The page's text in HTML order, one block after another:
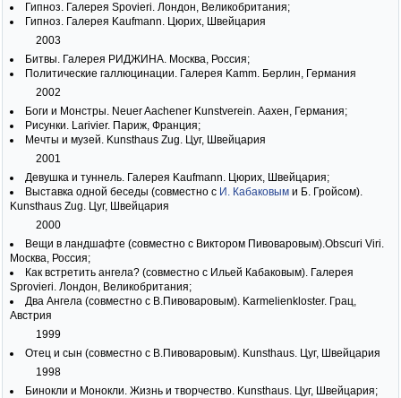
Гипноз. Галерея Spovieri. Лондон, Великобритания;
Гипноз. Галерея Kaufmann. Цюрих, Швейцария
2003
Битвы. Галерея РИДЖИНА. Москва, Россия;
Политические галлюцинации. Галерея Kamm. Берлин, Германия
2002
Боги и Монстры. Neuer Aachener Kunstverein. Аахен, Германия;
Рисунки. Larivier. Париж, Франция;
Мечты и музей. Kunsthaus Zug. Цуг, Швейцария
2001
Девушка и туннель. Галерея Kaufmann. Цюрих, Швейцария;
Выставка одной беседы (совместно с И. Кабаковым и Б. Гройсом).
Kunsthaus Zug. Цуг, Швейцария
2000
Вещи в ландшафте (совместно с Виктором Пивоваровым).Obscuri Viri.
Москва, Россия;
Как встретить ангела? (совместно с Ильей Кабаковым). Галерея
Sprovieri. Лондон, Великобритания;
Два Ангела (совместно с В.Пивоваровым). Karmelienkloster. Грац,
Австрия
1999
Отец и сын (совместно с В.Пивоваровым). Kunsthaus. Цуг, Швейцария
1998
Бинокли и Монокли. Жизнь и творчество. Kunsthaus. Цуг, Швейцария;